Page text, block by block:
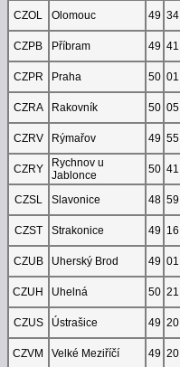
CZOL
Olomouc 49 34
CZPB
Příbram 49 41
CZPR
Praha 50 01
CZRA
Rakovník 50 05
CZRV
Rýmařov 49 55
CZRY
Rychnov u
Jablonce
50 41
CZSL
Slavonice 48 59
CZST
Strakonice 49 16
CZUB
Uherský Brod 49 01
CZUH
Uhelná 50 21
CZUS
Ústrašice 49 20
CZVM
Velké Meziříčí 49 20